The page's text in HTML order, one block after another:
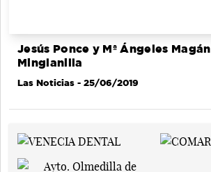
Jesús Ponce y Mª Ángeles
Minglanilla
Las Noticias - 25/06/2019